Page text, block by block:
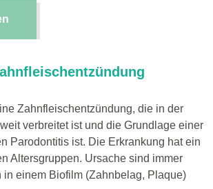
Zahnfleischentzündung, die in der
verbreitet ist und die Grundlage einer
Parodontitis ist. Die Erkrankung hat ein
Altersgruppen. Ursache sind immer
in einem Biofilm (Zahnbelag, Plaque)